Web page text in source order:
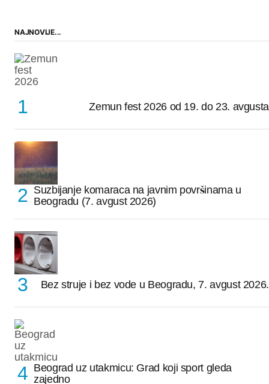
NAJNOVIJE...
Zemun fest 2026 od 19. do 23. avgusta
Suzbijanje komaraca na javnim površinama u
Beogradu (7. avgust 2026)
Bez struje i bez vode u Beogradu, 7. avgust 2026.
Beograd uz utakmicu: Grad koji sport gleda
zajedno